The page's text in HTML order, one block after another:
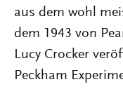
aus dem wohl
dem 1943 von
Lucy Crocker
Peckham